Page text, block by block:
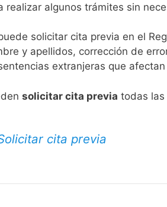
realizar algunos trámites sin
solicitar cita previa en el
y apellidos, corrección de
extranjeras que
solicitar cita previa todas las
cita previa